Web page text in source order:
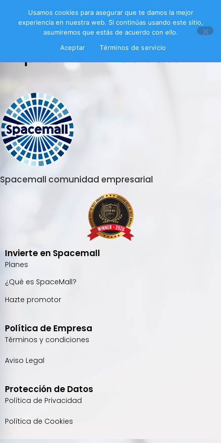
EpicEra Encuesta
Spacemall comunidad empresarial
Invierte en Spacemall
Planes
¿Qué es SpaceMall?
Hazte promotor
Política de Empresa
Términos y condiciones
Aviso Legal
Protección de Datos
Política de Privacidad
Política de Cookies
Usamos cookies para asegurar que te damos la mejor
experiencia en nuestra web. Si continúas usando este sitio,
asumiremos que estás de acuerdo con ello.
Aceptar
Términos de servicio